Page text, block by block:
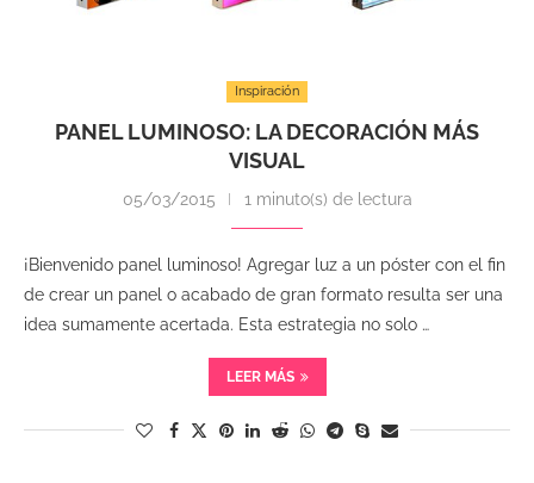
Inspiración
PANEL LUMINOSO: LA DECORACIÓN MÁS
VISUAL
05/03/2015 1 minuto(s) de lectura
¡Bienvenido panel luminoso! Agregar luz a un póster con el fin
de crear un panel o acabado de gran formato resulta ser una
idea sumamente acertada. Esta estrategia no solo …
LEER MÁS